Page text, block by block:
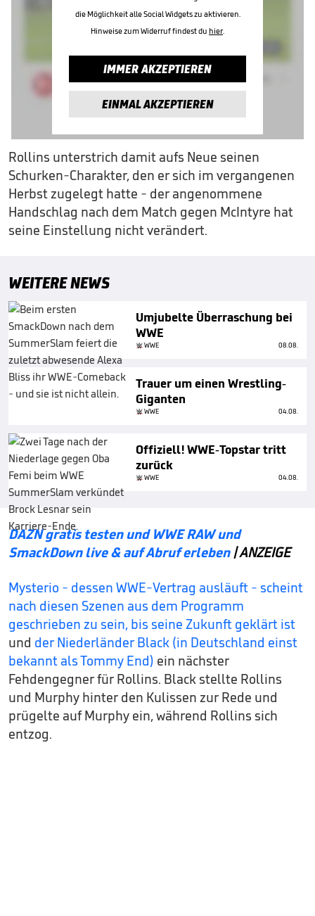
die Möglichkeit alle Social Widgets zu aktivieren.
Hinweise zum Widerruf findest du hier.
IMMER AKZEPTIEREN
EINMAL AKZEPTIEREN
Rollins unterstrich damit aufs Neue seinen
Schurken-Charakter, den er sich im vergangenen
Herbst zugelegt hatte - der angenommene
Handschlag nach dem Match gegen McIntyre hat
seine Einstellung nicht verändert.
WEITERE NEWS
Umjubelte Überraschung bei
WWE
WWE 08.08.
Trauer um einen Wrestling-
Giganten
WWE 04.08.
Offiziell! WWE-Topstar tritt
zurück
WWE 04.08.
DAZN gratis testen und WWE RAW und
SmackDown live & auf Abruf erleben | ANZEIGE
Mysterio - dessen WWE-Vertrag ausläuft - scheint
nach diesen Szenen aus dem Programm
geschrieben zu sein, bis seine Zukunft geklärt ist
und der Niederländer Black (in Deutschland einst
bekannt als Tommy End) ein nächster
Fehdengegner für Rollins. Black stellte Rollins
und Murphy hinter den Kulissen zur Rede und
prügelte auf Murphy ein, während Rollins sich
entzog.